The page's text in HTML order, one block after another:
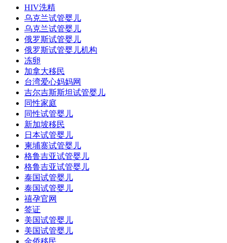
HIV洗精
乌克兰试管婴儿
乌克兰试管婴儿
俄罗斯试管婴儿
俄罗斯试管婴儿机构
冻卵
加拿大移民
台湾爱心妈妈网
吉尔吉斯斯坦试管婴儿
同性家庭
同性试管婴儿
新加坡移民
日本试管婴儿
柬埔寨试管婴儿
格鲁吉亚试管婴儿
格鲁吉亚试管婴儿
泰国试管婴儿
泰国试管婴儿
禧孕官网
签证
美国试管婴儿
美国试管婴儿